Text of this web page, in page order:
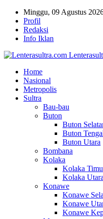
Minggu, 09 Agustus
Profil
Redaksi
Info Iklan
Home
Nasional
Metropolis
Sultra
Bau-bau
Buton
Buton
Buton
Buton Utara
Bombana
Kolaka
Kolaka
Kolaka Utara
Konawe
Konawe
Konawe
Konawe